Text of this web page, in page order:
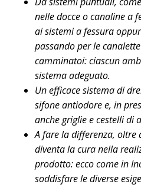
nelle docce o canaline a
ai sistemi a fessura
passando per le
camminatoi: ciascun
sistema adeguato.
Un efficace sistema di
sifone antiodore e, in
anche griglie e cestelli di
A fare la differenza, oltre
diventa la cura nella
prodotto: ecco come in
soddisfare le diverse